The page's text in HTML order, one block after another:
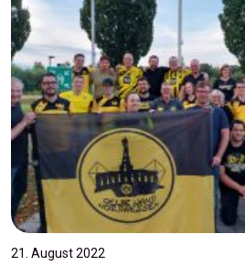
21. August 2022